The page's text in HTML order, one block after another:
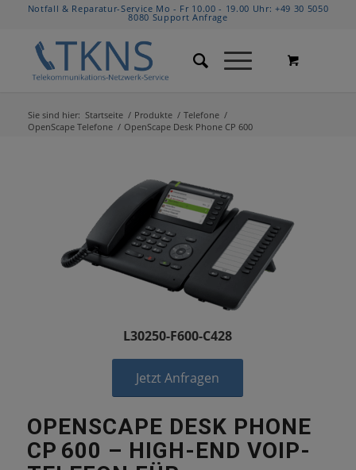
Notfall & Reparatur-Service Mo - Fr 10.00 - 19.00 Uhr:+49 30 5050
8080 Support Anfrage
Sie sind hier: Startseite / Produkte / Telefone /
OpenScape Telefone / OpenScape Desk Phone CP 600
L30250-F600-C428
Jetzt Anfragen
OPENSCAPE DESK PHONE
CP 600 – HIGH-END VOIP-